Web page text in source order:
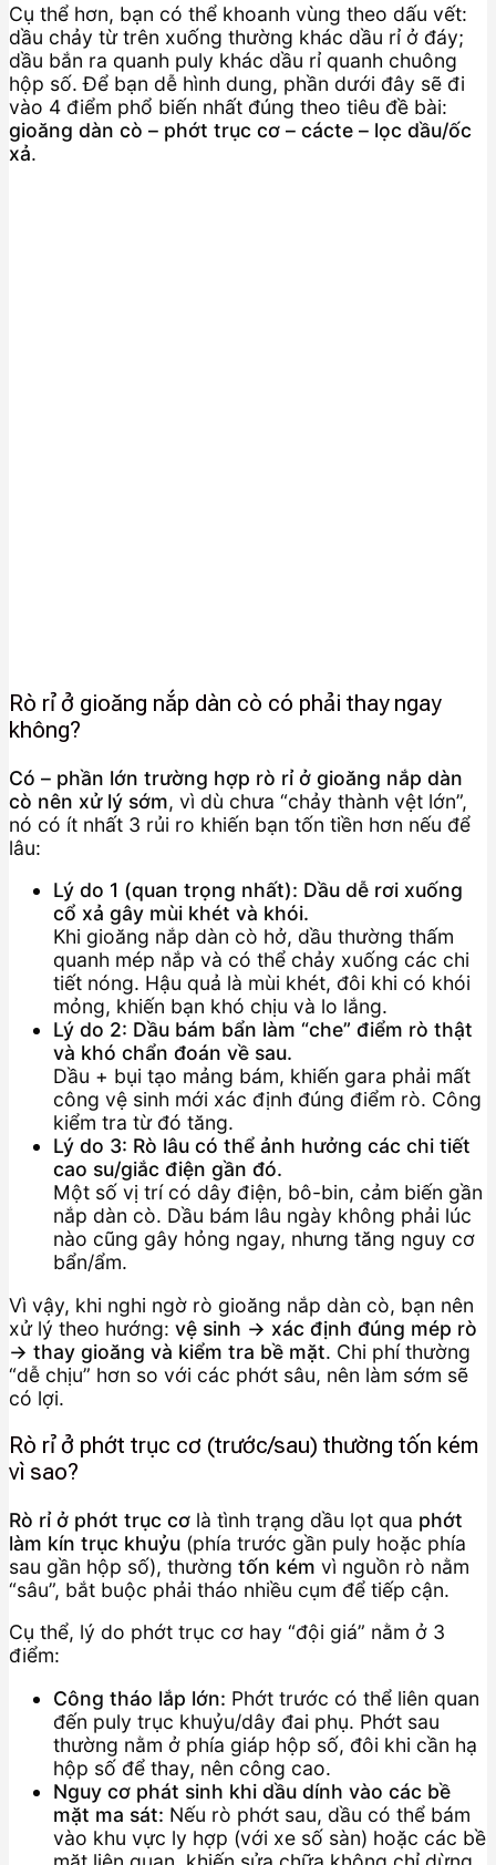
Cụ thể hơn, bạn có thể khoanh vùng theo dấu vết:
dầu chảy từ trên xuống thường khác dầu rỉ ở đáy;
dầu bắn ra quanh puly khác dầu rỉ quanh chuông
hộp số. Để bạn dễ hình dung, phần dưới đây sẽ đi
vào 4 điểm phổ biến nhất đúng theo tiêu đề bài:
gioăng dàn cò – phớt trục cơ – cácte – lọc dầu/ốc
xả.
Rò rỉ ở gioăng nắp dàn cò có phải thay ngay
không?
Có – phần lớn trường hợp rò rỉ ở gioăng nắp dàn
cò nên xử lý sớm, vì dù chưa “chảy thành vệt lớn”,
nó có ít nhất 3 rủi ro khiến bạn tốn tiền hơn nếu để
lâu:
Lý do 1 (quan trọng nhất): Dầu dễ rơi xuống
cổ xả gây mùi khét và khói.
Khi gioăng nắp dàn cò hở, dầu thường thấm
quanh mép nắp và có thể chảy xuống các chi
tiết nóng. Hậu quả là mùi khét, đôi khi có khói
mỏng, khiến bạn khó chịu và lo lắng.
Lý do 2: Dầu bám bẩn làm “che” điểm rò thật
và khó chẩn đoán về sau.
Dầu + bụi tạo mảng bám, khiến gara phải mất
công vệ sinh mới xác định đúng điểm rò. Công
kiểm tra từ đó tăng.
Lý do 3: Rò lâu có thể ảnh hưởng các chi tiết
cao su/giắc điện gần đó.
Một số vị trí có dây điện, bô-bin, cảm biến gần
nắp dàn cò. Dầu bám lâu ngày không phải lúc
nào cũng gây hỏng ngay, nhưng tăng nguy cơ
bẩn/ẩm.
Vì vậy, khi nghi ngờ rò gioăng nắp dàn cò, bạn nên
xử lý theo hướng: vệ sinh → xác định đúng mép rò
→ thay gioăng và kiểm tra bề mặt. Chi phí thường
“dễ chịu” hơn so với các phớt sâu, nên làm sớm sẽ
có lợi.
Rò rỉ ở phớt trục cơ (trước/sau) thường tốn kém
vì sao?
Rò rỉ ở phớt trục cơ là tình trạng dầu lọt qua phớt
làm kín trục khuỷu (phía trước gần puly hoặc phía
sau gần hộp số), thường tốn kém vì nguồn rò nằm
“sâu”, bắt buộc phải tháo nhiều cụm để tiếp cận.
Cụ thể, lý do phớt trục cơ hay “đội giá” nằm ở 3
điểm:
Công tháo lắp lớn: Phớt trước có thể liên quan
đến puly trục khuỷu/dây đai phụ. Phớt sau
thường nằm ở phía giáp hộp số, đôi khi cần hạ
hộp số để thay, nên công cao.
Nguy cơ phát sinh khi dầu dính vào các bề
mặt ma sát: Nếu rò phớt sau, dầu có thể bám
vào khu vực ly hợp (với xe số sàn) hoặc các bề